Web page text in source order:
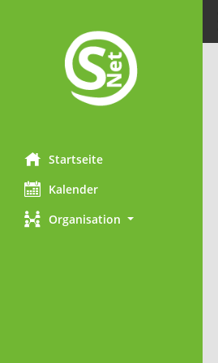
Startseite
Kalender
Organisation